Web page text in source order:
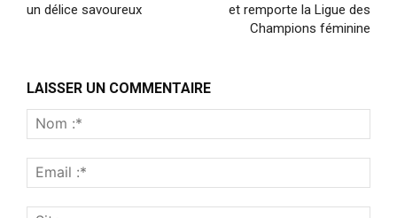
un délice savoureux
et remporte la Ligue des
Champions féminine
LAISSER UN COMMENTAIRE
:*
:*